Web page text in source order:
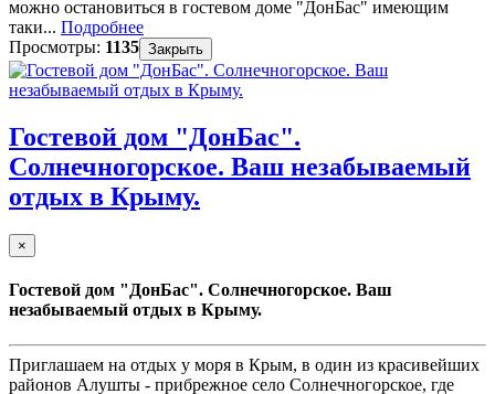
можно остановиться в гостевом доме "ДонБас" имеющим
таки... Подробнее
Просмотры: 1135 Закрыть
Гостевой дом "ДонБас".
Солнечногорское. Ваш незабываемый
отдых в Крыму.
×
Гостевой дом "ДонБас". Солнечногорское. Ваш
незабываемый отдых в Крыму.
Приглашаем на отдых у моря в Крым, в один из красивейших
районов Алушты - прибрежное село Солнечногорское, где